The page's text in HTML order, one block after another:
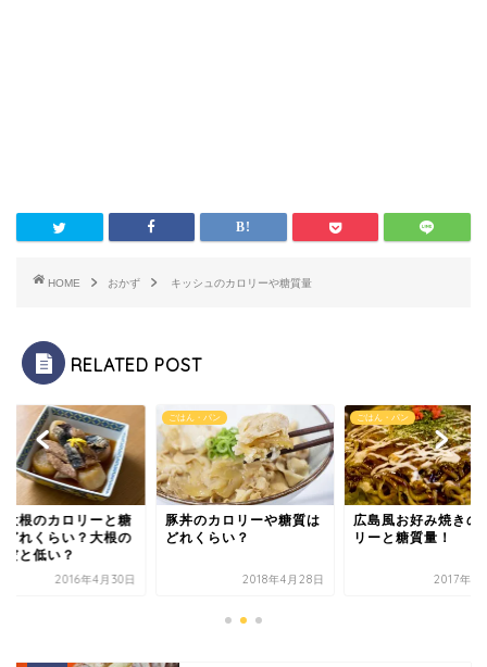
HOME おかず キッシュのカロリーや糖質量
RELATED POST
大根のカロリーと糖
どれくらい？大根の
だと低い？
2016年4月30日
ごはん・パン
豚丼のカロリーや糖質は
どれくらい？
2018年4月28日
ごはん・パン
広島風お好み焼きの
リーと糖質量！
2017年5